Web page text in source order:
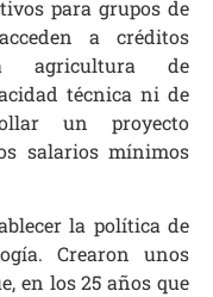
para grupos de
a créditos
agricultura de
técnica ni de
un proyecto
salarios mínimos
la política de
Crearon unos
en los 25 años que